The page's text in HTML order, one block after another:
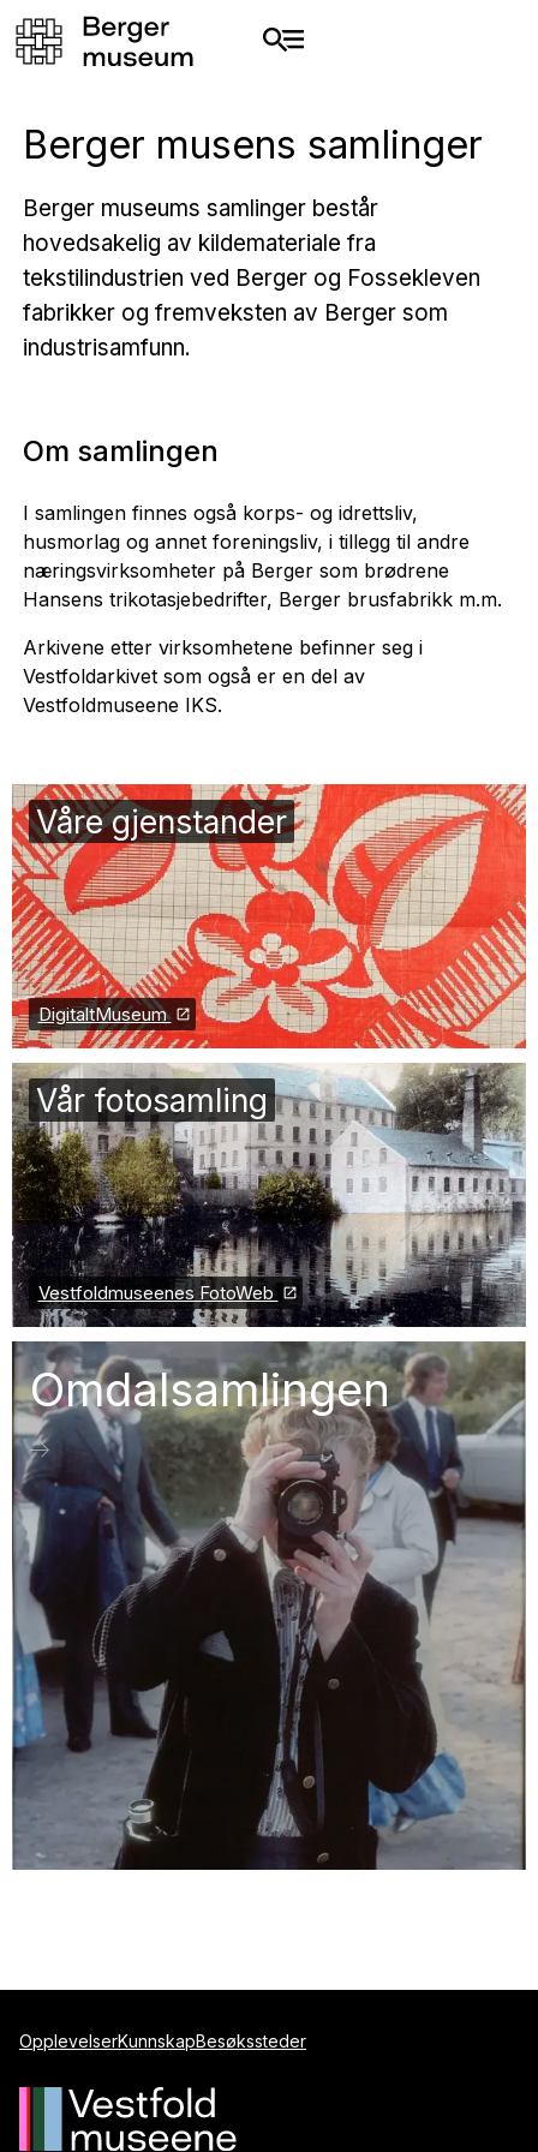
Berger musens samlinger
Berger museums samlinger består
hovedsakelig av kildemateriale fra
tekstilindustrien ved Berger og Fossekleven
fabrikker og fremveksten av Berger som
industrisamfunn.
Om samlingen
I samlingen finnes også korps- og idrettsliv,
husmorlag og annet foreningsliv, i tillegg til andre
næringsvirksomheter på Berger som brødrene
Hansens trikotasjebedrifter, Berger brusfabrikk m.m.
Arkivene etter virksomhetene befinner seg i
Vestfoldarkivet som også er en del av
Vestfoldmuseene IKS.
Våre gjenstander
DigitaltMuseum
Vår fotosamling
Vestfoldmuseenes FotoWeb
Omdalsamlingen
OpplevelserKunnskapBesøkssteder